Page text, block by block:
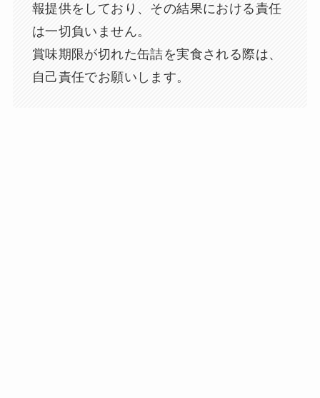
報提供をしており、その結果における責任
は一切負いません。
賞味期限が切れた缶詰を実食される際は、
自己責任でお願いします。